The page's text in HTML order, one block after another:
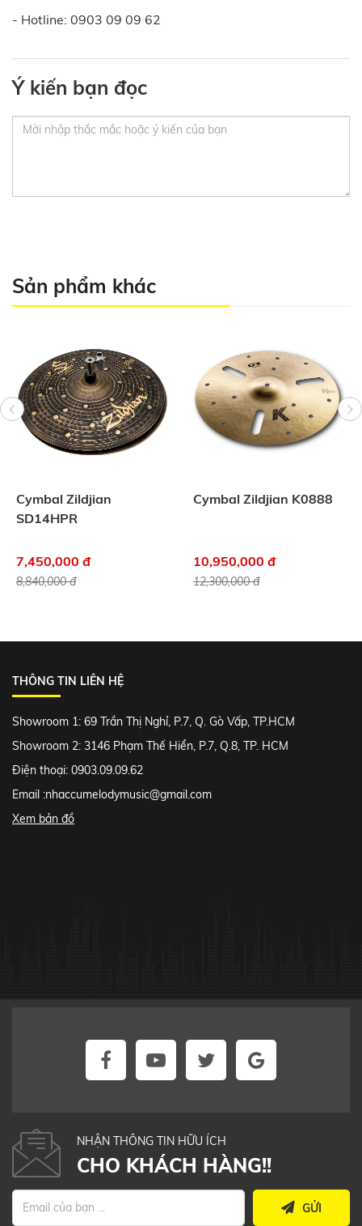
- Hotline: 0903 09 09 62
Ý kiến bạn đọc
Sản phẩm khác
Cymbal Zildjian
SD14HPR
7,450,000 đ
8,840,000 đ
Cymbal Zildjian K0888
10,950,000 đ
12,300,000 đ
THÔNG TIN LIÊN HỆ
Showroom 1: 69 Trần Thị Nghỉ, P.7, Q. Gò Vấp, TP.HCM
Showroom 2: 3146 Phạm Thế Hiển, P.7, Q.8, TP. HCM
Điện thoại: 0903.09.09.62
Email :nhaccumelodymusic@gmail.com
Xem bản đồ
NHẬN THÔNG TIN HỮU ÍCH
CHO KHÁCH HÀNG!!
GỬI